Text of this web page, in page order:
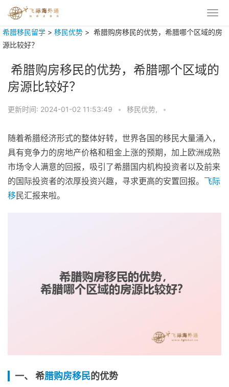
希腊移民留学 > 移民优势 > 希腊购房移民的优势，希腊哪个区域的房
源比较好？
希腊购房移民的优势，希腊哪个区域的
房源比较好？
更新时间: 2024-01-02 11:53:49 • 移民优势, •
随着希腊经济形式的整体好转，世界各国的移民大量涌入，
具有竞争力的房地产价格和租金上涨的预期，加上欧洲成熟
市场令人满意的回报，吸引了希腊国内机构投资者以及前来
的国际投资者的浓厚投资兴趣，寻求更高的安置回报。 飞际
移民汇报来啦。
一、 希腊购房移民的优势